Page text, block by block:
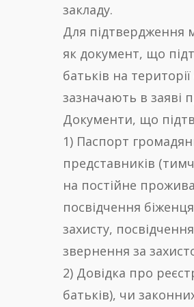
закладу.
Для підтвердження
як документ, що
батьків на
зазначають в заяві
Документи, що
1) Паспорт
представників
на постійне
посвідчення
захисту,
звернення за
2) Довідка про
батьків), чи